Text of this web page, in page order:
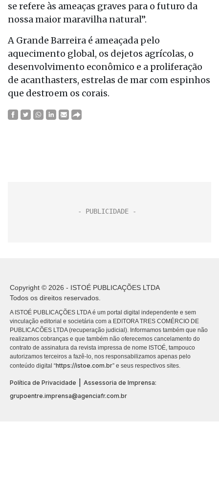
se refere às ameaças graves para o futuro da
nossa maior maravilha natural”.
A Grande Barreira é ameaçada pelo
aquecimento global, os dejetos agrícolas, o
desenvolvimento econômico e a proliferação
de acanthasters, estrelas de mar com espinhos
que destroem os corais.
Copyright © 2026 - ISTOÉ PUBLICAÇÕES LTDA
Todos os direitos reservados.
A ISTOÉ PUBLICAÇÕES LTDA é um portal digital independente e sem
vinculação editorial e societária com a EDITORA TRES COMÉRCIO DE
PUBLICACÕES LTDA (recuperação judicial). Informamos também que não
realizamos cobranças e que também não oferecemos cancelamento do
contrato de assinatura da revista impressa de nome ISTOÉ, tampouco
autorizamos terceiros a fazê-lo, nos responsabilizamos apenas pelo
conteúdo digital “https://istoe.com.br” e seus respectivos sites.
Política de Privacidade
Assessoria de Imprensa:
grupoentre.imprensa@agenciafr.com.br